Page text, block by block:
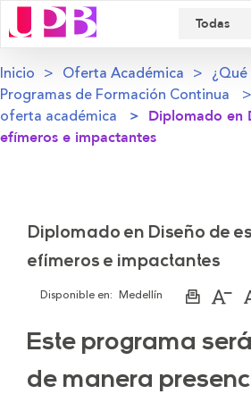
Inicio Oferta Académica
Programas de Formación Continua
oferta académica
Diplomado en
efímeros e impactantes
Diplomado en Diseño de
efímeros e impactantes
Disponible en: Medellín
Imprimir
de
la
Este programa
de manera